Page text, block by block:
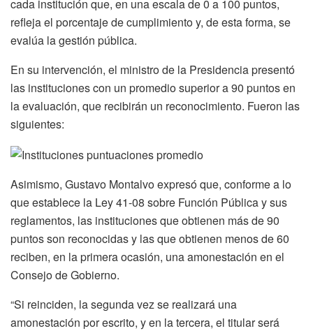
cada institución que, en una escala de 0 a 100 puntos,
refleja el porcentaje de cumplimiento y, de esta forma, se
evalúa la gestión pública.
En su intervención, el ministro de la Presidencia presentó
las instituciones con un promedio superior a 90 puntos en
la evaluación, que recibirán un reconocimiento. Fueron las
siguientes:
Asimismo, Gustavo Montalvo expresó que, conforme a lo
que establece la Ley 41-08 sobre Función Pública y sus
reglamentos, las instituciones que obtienen más de 90
puntos son reconocidas y las que obtienen menos de 60
reciben, en la primera ocasión, una amonestación en el
Consejo de Gobierno.
“Si reinciden, la segunda vez se realizará una
amonestación por escrito, y en la tercera, el titular será